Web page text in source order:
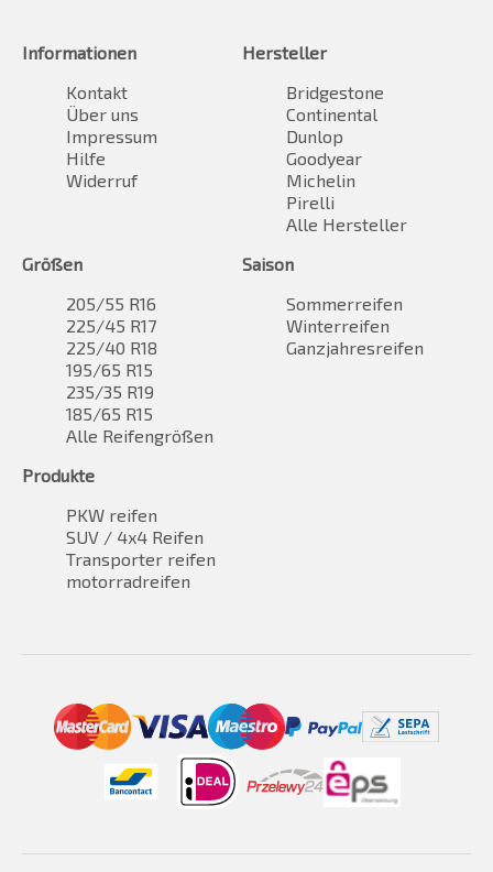
Informationen
Kontakt
Über uns
Impressum
Hilfe
Widerruf
Hersteller
Bridgestone
Continental
Dunlop
Goodyear
Michelin
Pirelli
Alle Hersteller
Größen
205/55 R16
225/45 R17
225/40 R18
195/65 R15
235/35 R19
185/65 R15
Alle Reifengrößen
Saison
Sommerreifen
Winterreifen
Ganzjahresreifen
Produkte
PKW reifen
SUV / 4x4 Reifen
Transporter reifen
motorradreifen